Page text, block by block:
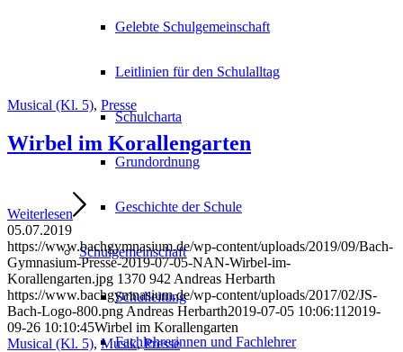
Gelebte Schulgemeinschaft
Leitlinien für den Schulalltag
Schulcharta
Grundordnung
Geschichte der Schule
Schulgemeinschaft
Schulleitung
Fachlehrerinnen und Fachlehrer
Musical (Kl. 5), Presse
Wirbel im Korallengarten
Weiterlesen
05.07.2019
https://www.bachgymnasium.de/wp-content/uploads/2019/09/Bach-
Gymnasium-Presse-2019-07-05-NAN-Wirbel-im-
Korallengarten.jpg 1370 942 Andreas Herbarth
https://www.bachgymnasium.de/wp-content/uploads/2017/02/JS-
Bach-Logo-800.png Andreas Herbarth2019-07-05 10:06:11 2019-
09-26 10:10:45Wirbel im Korallengarten
Musical (Kl. 5), Musik,Presse